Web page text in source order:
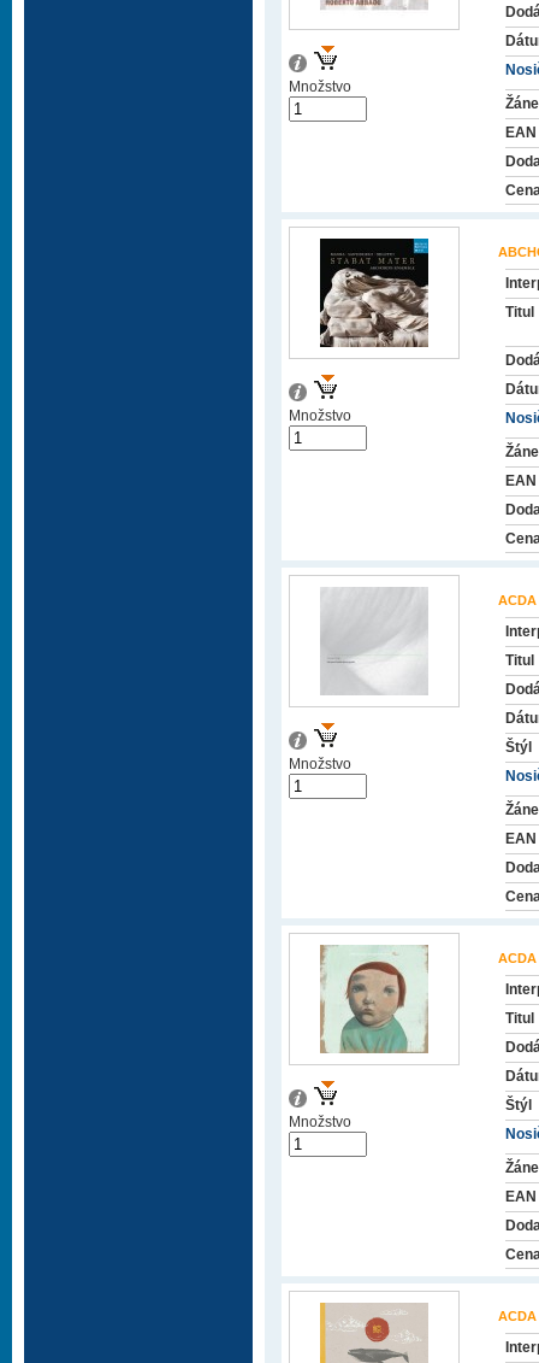
EAN
Množstvo
Titul
EAN
Množstvo
ACDA
Titul
Štýl
EAN
Množstvo
ACDA
Titul
Štýl
EAN
Množstvo
ACDA